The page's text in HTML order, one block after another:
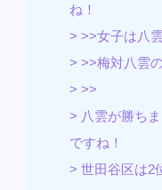
ね！
> >>女子は八
> >>梅対八雲
> >>
> 八雲が勝ち
ですね！
> 世田谷区は2